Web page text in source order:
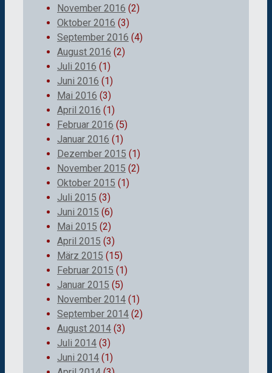
November 2016 (2)
Oktober 2016 (3)
September 2016 (4)
August 2016 (2)
Juli 2016 (1)
Juni 2016 (1)
Mai 2016 (3)
April 2016 (1)
Februar 2016 (5)
Januar 2016 (1)
Dezember 2015 (1)
November 2015 (2)
Oktober 2015 (1)
Juli 2015 (3)
Juni 2015 (6)
Mai 2015 (2)
April 2015 (3)
März 2015 (15)
Februar 2015 (1)
Januar 2015 (5)
November 2014 (1)
September 2014 (2)
August 2014 (3)
Juli 2014 (3)
Juni 2014 (1)